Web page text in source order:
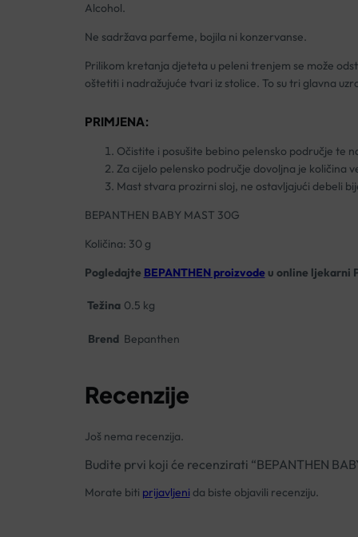
Alcohol.
Ne sadržava parfeme, bojila ni konzervanse.
Prilikom kretanja djeteta u peleni trenjem se može
oštetiti i nadražujuće tvari iz stolice. To su tri glavna
PRIMJENA:
Očistite i posušite bebino pelensko područje te
Za cijelo pelensko područje dovoljna je količina
Mast stvara prozirni sloj, ne ostavljajući debeli
BEPANTHEN BABY MAST 30G
Količina: 30 g
Pogledajte BEPANTHEN proizvodeu online ljekarni
Težina 0.5 kg
Brend Bepanthen
Recenzije
Još nema recenzija.
Budite prvi koji će recenzirati “BEPANTHEN
Morate biti prijavljeni da biste objavili recenziju.